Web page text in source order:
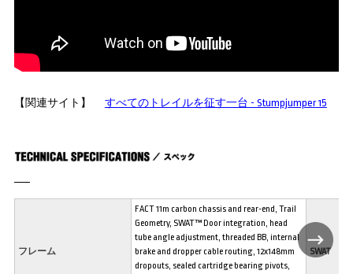
【関連サイト】 すべてのトレイルを征す一台 - Stumpjumper 15
フレーム
FACT 11m carbon chassis and rear-end, Trail
Geometry, SWAT™ Door integration, head
tube angle adjustment, threaded BB, internal
brake and dropper cable routing, 12x148mm
dropouts, sealed cartridge bearing pivots,
SWAT